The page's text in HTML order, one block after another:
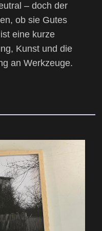
– doch der
ob sie Gutes
eine kurze
Kunst und die
an Werkzeuge.